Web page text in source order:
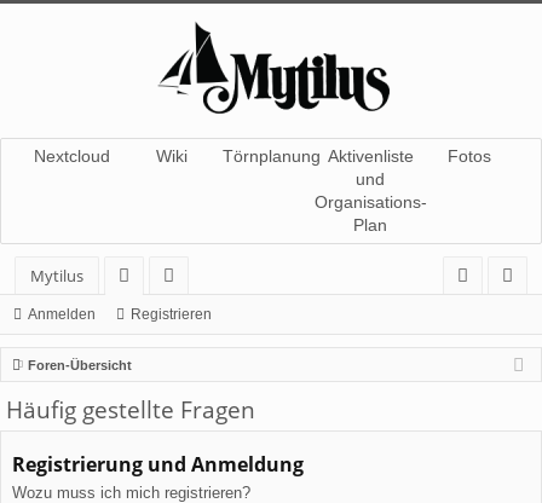
Nextcloud Wiki Törnplanung Aktivenliste
und
Organisations-
Plan
Fotos
Mytilus
or
en
itg
lie
de
r
m
el
de
ist
rie
re
Anmelden Registrieren
Foren-Übersicht
Häufig gestellte Fragen
Registrierung und Anmeldung
Wozu muss ich mich registrieren?